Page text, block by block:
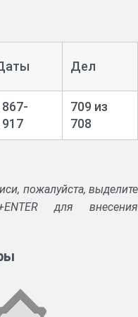
довольствии по
Дел
709 из
708
пожалуйста, выделите
для внесения